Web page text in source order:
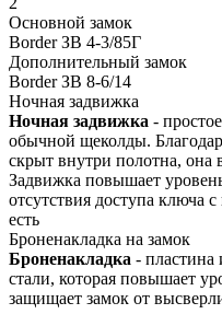
Основной замок
Border ЗВ 4-3/85Г
Дополнительный замок
Border ЗВ 8-6/14
Ночная задвижка
Ночная задвижка -
обычной щеколды.
скрыт внутри полотна, она
Задвижка повышает
отсутствия доступа ключа
есть
Броненакладка на замок
Броненакладка - пластина
стали, которая повышает
защищает замок от